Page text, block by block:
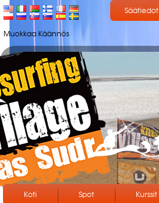
Muokkaa Käännös
Säätiedot
Koti Spot Kurssit